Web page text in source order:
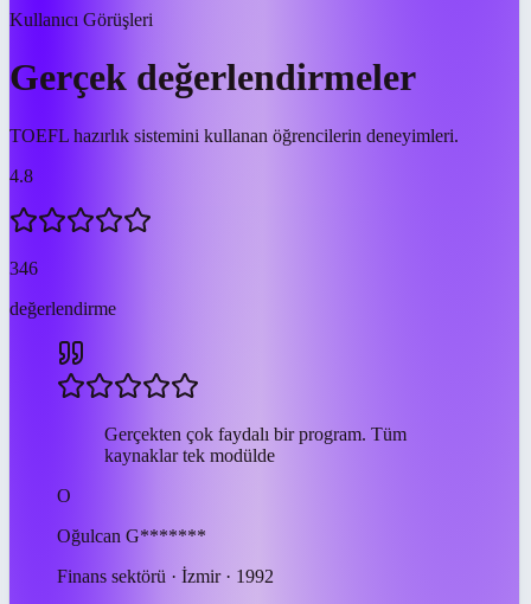
Kullanıcı Görüşleri
Gerçek değerlendirmeler
TOEFL hazırlık sistemini kullanan öğrencilerin deneyimleri.
4.8
346
değerlendirme
Gerçekten çok faydalı bir program. Tüm
kaynaklar tek modülde
O
Oğulcan G*******
Finans sektörü · İzmir · 1992